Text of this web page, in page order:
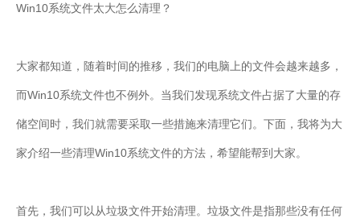
Win10系统文件太大怎么清理？
大家都知道，随着时间的推移，我们的电脑上的文件会越来越多，
而Win10系统文件也不例外。当我们发现系统文件占据了大量的存
储空间时，我们就需要采取一些措施来清理它们。下面，我将为大
家介绍一些清理Win10系统文件的方法，希望能帮到大家。
首先，我们可以从垃圾文件开始清理。垃圾文件是指那些没有任何